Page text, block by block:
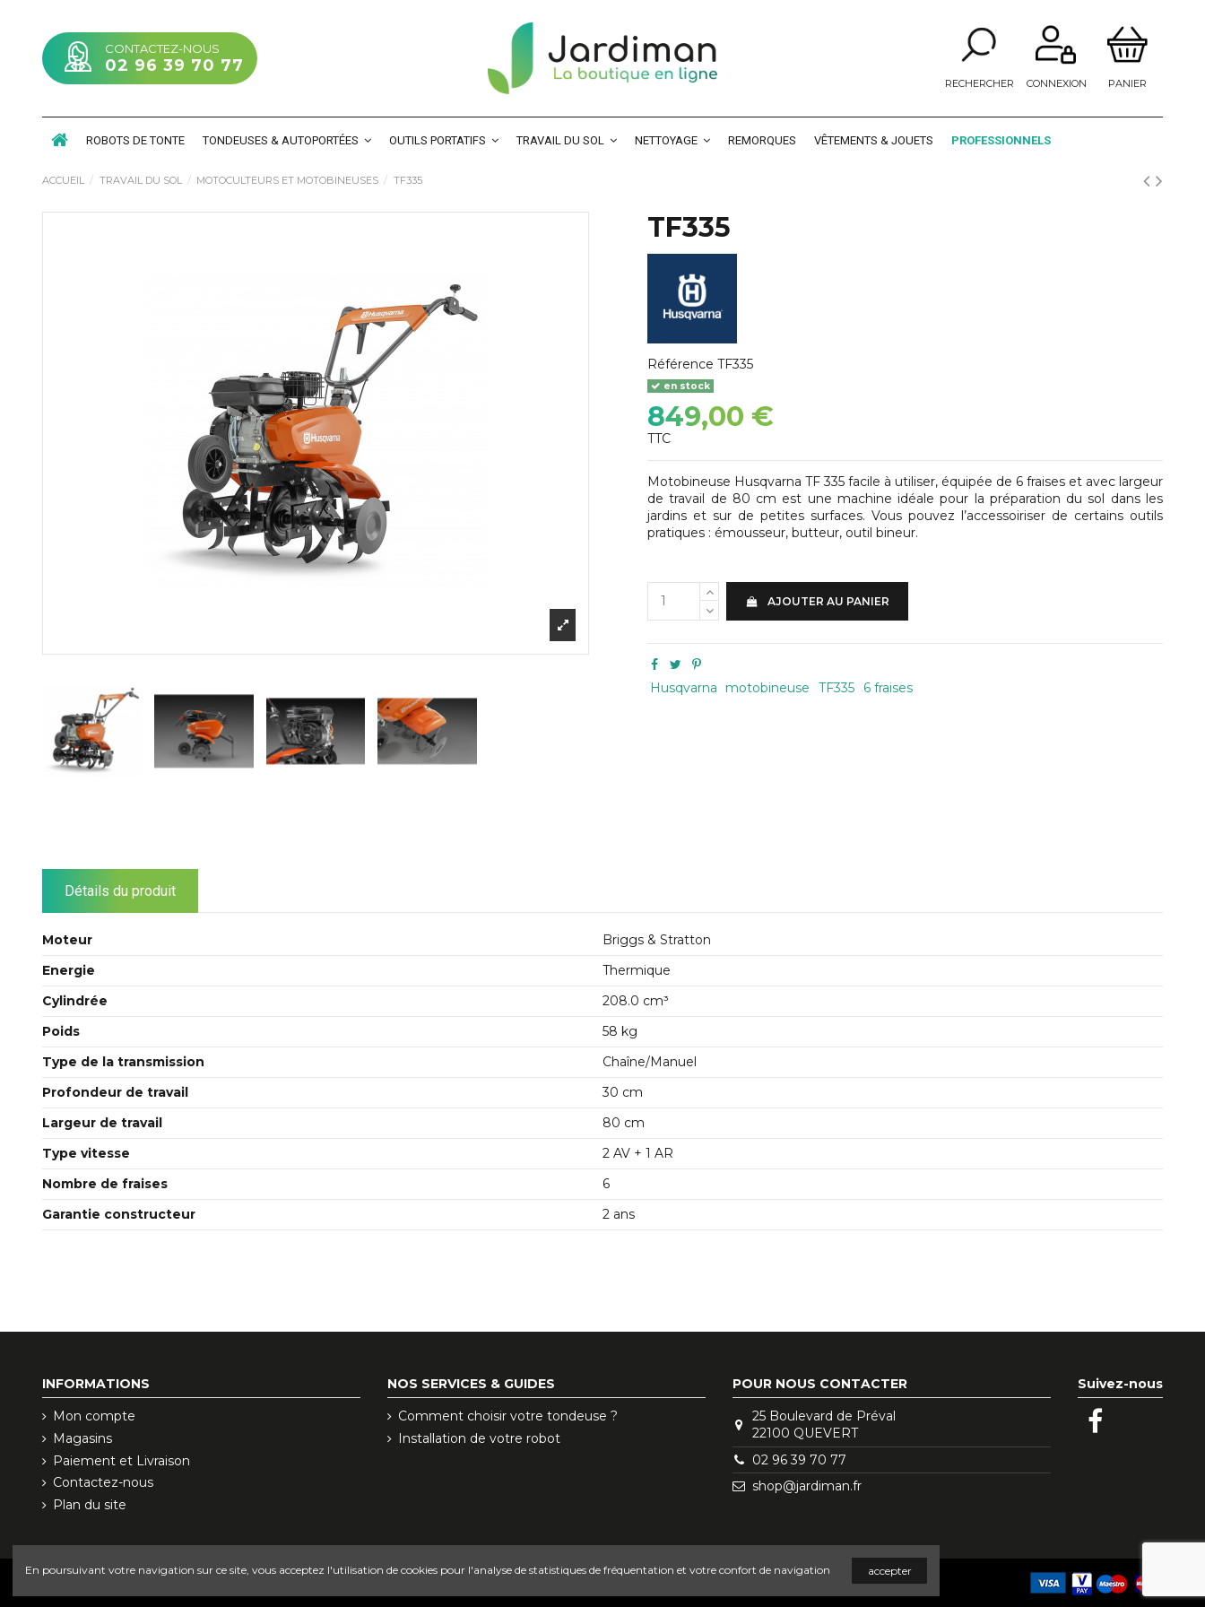
CONTACTEZ-NOUS
02 96 39 70 77
RECHERCHER CONNEXION PANIER
ROBOTS DE TONTE TONDEUSES & AUTOPORTÉES OUTILS PORTATIFS TRAVAIL DU SOL NETTOYAGE REMORQUES VÊTEMENTS & JOUETS PROFESSIONNELS
ACCUEIL TRAVAIL DU SOL MOTOCULTEURS ET MOTOBINEUSES TF335
TF335
Référence TF335
en stock
849,00 €
TTC
Motobineuse Husqvarna TF 335 facile à utiliser, équipée de 6 fraises et avec largeur
de travail de 80 cm est une machine idéale pour la préparation du sol dans les
jardins et sur de petites surfaces. Vous pouvez l’accessoiriser de certains outils
pratiques : émousseur, butteur, outil bineur.
AJOUTER AU PANIER
Husqvarna motobineuse TF335 6 fraises
Détails du produit
Moteur
Briggs & Stratton
Energie
Thermique
Cylindrée
208.0 cm³
Poids
58 kg
Type de la transmission
Chaîne/Manuel
Profondeur de travail
30 cm
Largeur de travail
80 cm
Type vitesse
2 AV + 1 AR
Nombre de fraises
6
Garantie constructeur
2 ans
INFORMATIONS
Mon compte
Magasins
Paiement et Livraison
Contactez-nous
Plan du site
NOS SERVICES & GUIDES
Comment choisir votre tondeuse ?
Installation de votre robot
POUR NOUS CONTACTER
25 Boulevard de Préval
22100 QUEVERT
02 96 39 70 77
shop@jardiman.fr
Suivez-nous
En poursuivant votre navigation sur ce site, vous acceptez l'utilisation de cookies pour l'analyse de statistiques de fréquentation et votre confort de navigation accepter